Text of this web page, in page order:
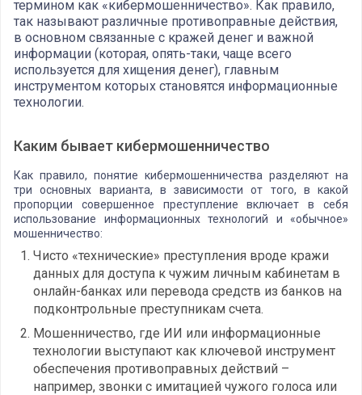
термином как «кибермошенничество». Как правило,
так называют различные противоправные действия,
в основном связанные с кражей денег и важной
информации (которая, опять-таки, чаще всего
используется для хищения денег), главным
инструментом которых становятся информационные
технологии.
Каким бывает кибермошенничество
Как правило, понятие кибермошенничества разделяют на
три основных варианта, в зависимости от того, в какой
пропорции совершенное преступление включает в себя
использование информационных технологий и «обычное»
мошенничество:
Чисто «технические» преступления вроде кражи
данных для доступа к чужим личным кабинетам в
онлайн-банках или перевода средств из банков на
подконтрольные преступникам счета.
Мошенничество, где ИИ или информационные
технологии выступают как ключевой инструмент
обеспечения противоправных действий –
например, звонки с имитацией чужого голоса или